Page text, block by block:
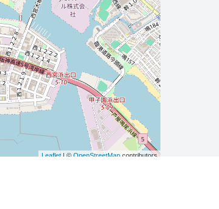
Leaflet| ©OpenStreetMap contributors